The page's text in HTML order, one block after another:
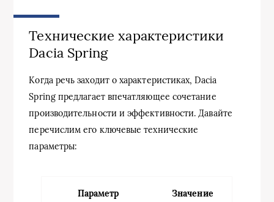
Технические характеристики
Dacia Spring
Когда речь заходит о характеристиках, Dacia
Spring предлагает впечатляющее сочетание
производительности и эффективности. Давайте
перечислим его ключевые технические
параметры:
Параметр Значение